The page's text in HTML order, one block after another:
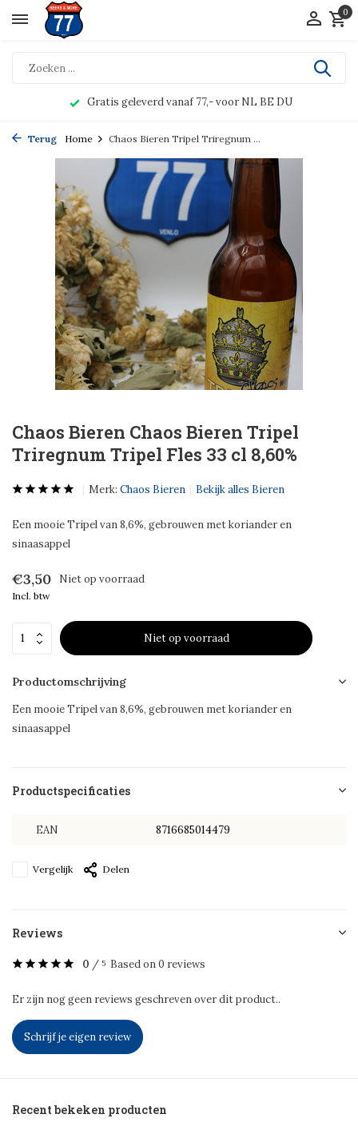
0
Gratis geleverd vanaf 77,- voor NL BE DU
Terug Home Chaos Bieren Tripel Triregnum ...
Chaos Bieren Chaos Bieren Tripel
Triregnum Tripel Fles 33 cl 8,60%
Merk: Chaos Bieren Bekijk alles Bieren
Een mooie Tripel van 8,6%, gebrouwen met koriander en
sinaasappel
€3,50 Niet op voorraad
Incl. btw
Niet op voorraad
Productomschrijving
Een mooie Tripel van 8,6%, gebrouwen met koriander en
sinaasappel
Productspecificaties
EAN 8716685014479
Vergelijk Delen
Reviews
0 / 5 Based on 0 reviews
Er zijn nog geen reviews geschreven over dit product..
Schrijf je eigen review
Recent bekeken producten